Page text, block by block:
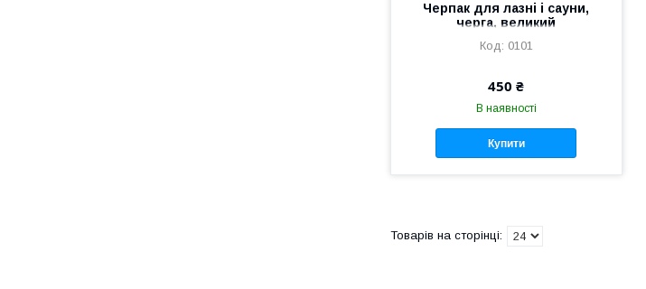
Черпак для лазні і сауни,
черга, великий
0101
450 ₴
В наявності
Купити